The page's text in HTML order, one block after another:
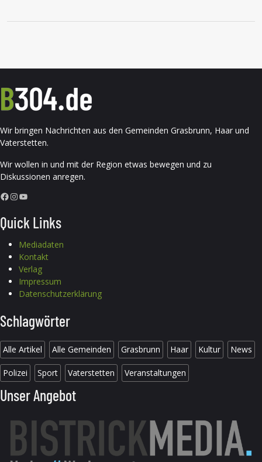
Wir bringen Nachrichten aus den Gemeinden Grasbrunn, Haar und
Vaterstetten.
Wir wollen in und mit der Region etwas bewegen und zu
Diskussionen anregen.
Facebook InstagramYouTube
Quick Links
Mediadaten
Kontakt
Verlag
Impressum
Datenschutzerklärung
Schlagwörter
Alle Artikel Alle Gemeinden Grasbrunn Haar Kultur News
Polizei Sport Vaterstetten Veranstaltungen
Unser Angebot